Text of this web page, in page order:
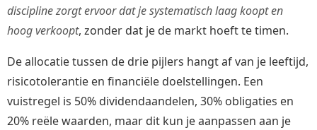
discipline zorgt ervoor dat je systematisch laag koopt en
hoog verkoopt, zonder dat je de markt hoeft te timen.
De allocatie tussen de drie pijlers hangt af van je leeftijd,
risicotolerantie en financiële doelstellingen. Een
vuistregel is 50% dividendaandelen, 30% obligaties en
20% reële waarden, maar dit kun je aanpassen aan je